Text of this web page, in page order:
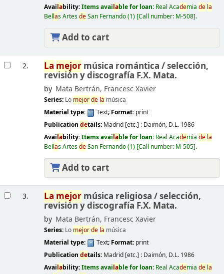
Availability:Items available for loan: Real Academia de la
Bellas ArtesdeSan Fernando(1) Call number: M-508 .
Add to cart
2. La mejormúsica romántica /selección,
revisión y discografía F.X. Mata.
by Mata Bertrán, Francesc Xavier
Series: Lo mejorde la música
Material type:
Text; Format: print
Publication details: Madrid [etc.] : Daimón, D.L. 1986
Availability:Items available for loan: Real Academia de la
Bellas ArtesdeSan Fernando(1) Call number: M-505 .
Add to cart
3. La mejormúsica religiosa /selección,
revisión y discografía F.X. Mata.
by Mata Bertrán, Francesc Xavier
Series: Lo mejorde la música
Material type:
Text; Format: print
Publication details: Madrid [etc.] : Daimón, D.L. 1986
Availability:Items available for loan: Real Academia de la